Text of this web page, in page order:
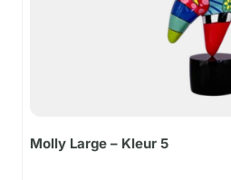
Molly Large – Kleur 5